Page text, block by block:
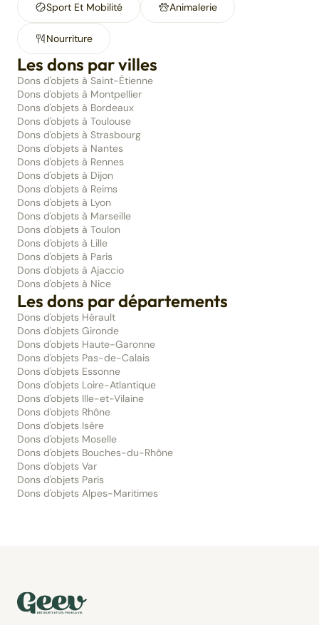
Sport Et Mobilité Animalerie
Nourriture
Les dons par villes
Dons d'objets à Saint-Étienne
Dons d'objets à Montpellier
Dons d'objets à Bordeaux
Dons d'objets à Toulouse
Dons d'objets à Strasbourg
Dons d'objets à Nantes
Dons d'objets à Rennes
Dons d'objets à Dijon
Dons d'objets à Reims
Dons d'objets à Lyon
Dons d'objets à Marseille
Dons d'objets à Toulon
Dons d'objets à Lille
Dons d'objets à Paris
Dons d'objets à Ajaccio
Dons d'objets à Nice
Les dons par départements
Dons d'objets Hérault
Dons d'objets Gironde
Dons d'objets Haute-Garonne
Dons d'objets Pas-de-Calais
Dons d'objets Essonne
Dons d'objets Loire-Atlantique
Dons d'objets Ille-et-Vilaine
Dons d'objets Rhône
Dons d'objets Isère
Dons d'objets Moselle
Dons d'objets Bouches-du-Rhône
Dons d'objets Var
Dons d'objets Paris
Dons d'objets Alpes-Maritimes